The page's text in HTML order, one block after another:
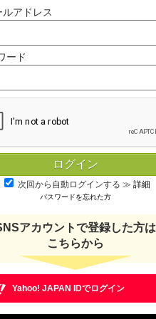
ルアドレス
ード
次回から自動ログインする ≫ 詳細
パスワードを忘れた方
アカウントで登録した方は
こちらから
Yahoo! JAPAN IDでログイン